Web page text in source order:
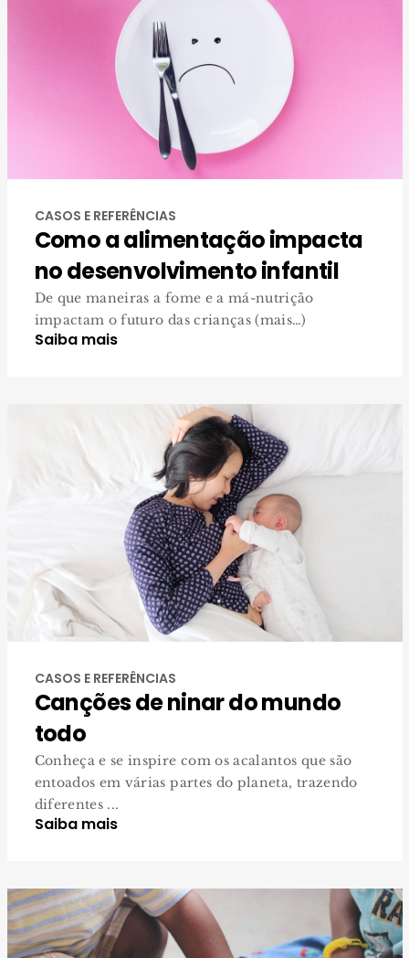
CASOS E REFERÊNCIAS
Como a alimentação impacta
no desenvolvimento infantil
De que maneiras a fome e a má-nutrição
impactam o futuro das crianças (mais…)
Saiba mais
CASOS E REFERÊNCIAS
Canções de ninar do mundo
todo
Conheça e se inspire com os acalantos que são
entoados em várias partes do planeta, trazendo
diferentes ...
Saiba mais